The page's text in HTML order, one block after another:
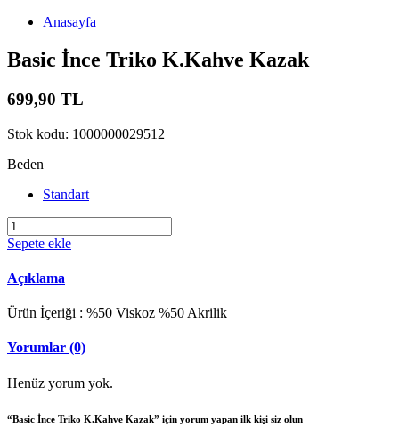
Anasayfa
Basic İnce Triko K.Kahve Kazak
699,90 TL
Stok kodu: 1000000029512
Beden
Standart
Sepete ekle
Açıklama
Ürün İçeriği : %50 Viskoz %50 Akrilik
Yorumlar (0)
Henüz yorum yok.
“Basic İnce Triko K.Kahve Kazak” için yorum yapan ilk kişi siz olun